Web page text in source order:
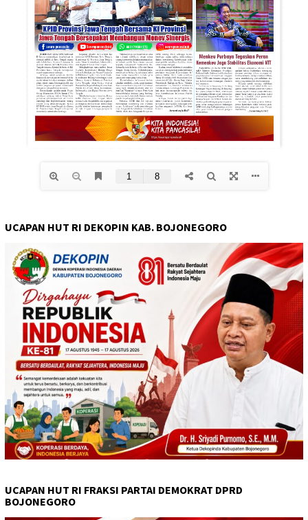
UCAPAN HUT RI DEKOPIN KAB. BOJONEGORO
UCAPAN HUT RI FRAKSI PARTAI DEMOKRAT DPRD
BOJONEGORO